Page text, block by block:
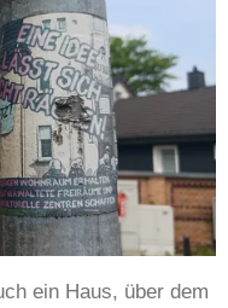
ein Haus, über dem